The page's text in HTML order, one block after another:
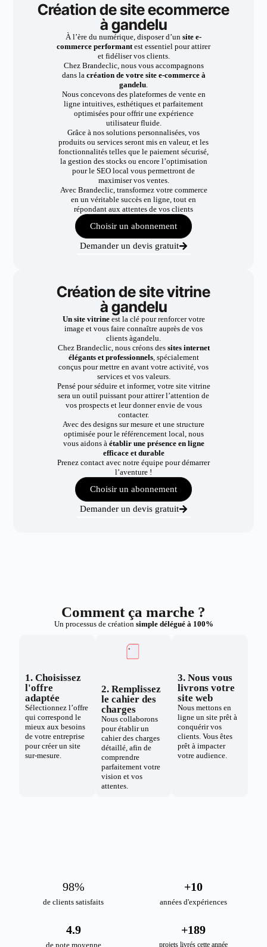
Création de site ecommerce
à gandelu
À l’ère du numérique, disposer d’un site e-
commerce performantest essentiel pour attirer
et fidéliser vos clients.
Chez Brandeclic, nous vous accompagnons
dans la création de votre site e-commerce à
gandelu.
Nous concevons des plateformes de vente en
ligne intuitives, esthétiques et parfaitement
optimisées pour offrir une expérience
utilisateur fluide.
Grâce à nos solutions personnalisées, vos
produits ou services seront mis en valeur, et les
fonctionnalités telles que le paiement sécurisé,
la gestion des stocks ou encore l’optimisation
pour le SEO local vous permettront de
maximiser vos ventes.
Avec Brandeclic, transformez votre commerce
en un véritable succès en ligne, tout en
répondant aux attentes de vos clients
Choisir un abonnement
Demander un devis gratuit
Création de site vitrine
à gandelu
Un site vitrineest la clé pour renforcer votre
image et vous faire connaître auprès de vos
clients àgandelu.
Chez Brandeclic, nous créons dessites internet
élégants et professionnels, spécialement
conçus pour mettre en avant votre activité, vos
services et vos valeurs.
Pensé pour séduire et informer, votre site vitrine
sera un outil puissant pour attirer l’attention de
vos prospects et leur donner envie de vous
contacter.
Avec des designs sur mesure et une structure
optimisée pour le référencement local, nous
vous aidons à établir une présence en ligne
efficace et durable
Prenez contact avec notre équipe pour démarrer
l’aventure !
Choisir un abonnement
Demander un devis gratuit
Comment ça marche ?
Un processus de création simple délégué à 100%
1. Choisissez
l'offre
adaptée
Sélectionnez l’offre
qui correspond le
mieux aux besoins
de votre entreprise
pour créer un site
sur-mesure.
2. Remplissez
le cahier des
charges
Nous collaborons
pour établir un
cahier des charges
détaillé, afin de
comprendre
parfaitement votre
vision et vos
attentes.
3. Nous vous
livrons votre
site web
Nous mettons en
ligne un site prêt à
conquérir vos
clients. Vous êtes
prêt à impacter
votre audience.
de clients satisfaits
98%
années d'expériences
+10
de note moyenne
4.9
projets livrés cette année
+189